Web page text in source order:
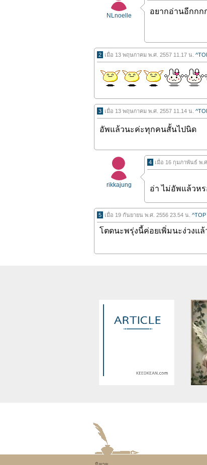
NLnoelle อยากอ่านอีกกก
2 เมื่อ 13 พฤษภาคม พ.ศ. 2557 11.17 น.
3 เมื่อ 13 พฤษภาคม พ.ศ. 2557 11.14 น.
อัพแล้วนะค่ะทุกคนสั้นไปนิด
rikkajung
4 เมื่อ 16 กุมภาพันธ์ พ.
อ่า ไม่อัพแล้วห
5 เมื่อ 19 กันยายน พ.ศ. 2556 23.54 น. ^TOP
โตดนะพรุ่งนี้ค่อยเพิ่มนะง่วงแ
assumed 'article_topic' (this
will throw an Error in a future
/home/keedkean/domains/